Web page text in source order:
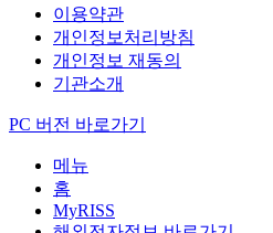
이용약관
개인정보처리방침
개인정보 재동의
기관소개
PC 버전 바로가기
메뉴
홈
MyRISS